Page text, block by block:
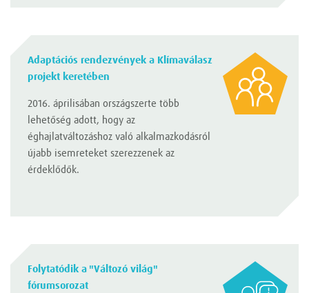
Adaptációs rendezvények a Klímaválasz
projekt keretében
2016. áprilisában országszerte több
lehetőség adott, hogy az
éghajlatváltozáshoz való alkalmazkodásról
újabb isemreteket szerezzenek az
érdeklődők.
Folytatódik a "Változó világ"
fórumsorozat